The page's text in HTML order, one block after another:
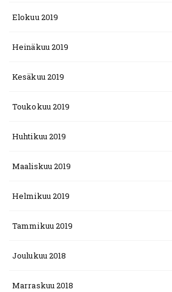
Elokuu 2019
Heinäkuu 2019
Kesäkuu 2019
Toukokuu 2019
Huhtikuu 2019
Maaliskuu 2019
Helmikuu 2019
Tammikuu 2019
Joulukuu 2018
Marraskuu 2018